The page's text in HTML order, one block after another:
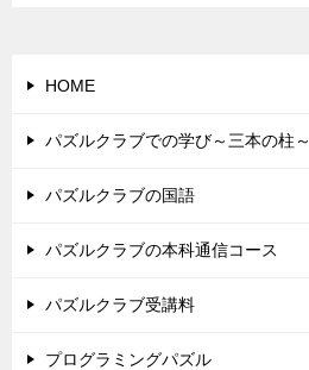
HOME
パズルクラブでの学び～三本の柱～
パズルクラブの国語
パズルクラブの本科通信コース
パズルクラブ受講料
プログラミングパズル